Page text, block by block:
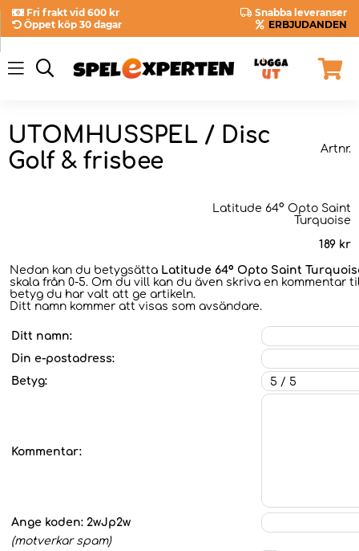
Fri frakt vid 600 kr
Snabba leveranser
Öppet köp 30 dagar
ERBJUDANDEN
UTOMHUSSPEL / Disc
Golf & frisbee
Artnr.
Latitude 64° Opto Saint
Turquoise
189 kr
Nedan kan du betygsätta Latitude 64° Opto Saint
skala från 0-5. Om du vill kan du även skriva en kommentar
betyg du har valt att ge artikeln.
Ditt namn kommer att visas som avsändare.
Ditt namn:
Din e-postadress:
Betyg:
Kommentar:
Ange koden: 2wJp2w
(motverkar spam)